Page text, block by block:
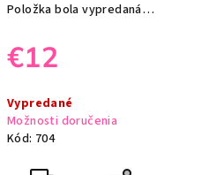
Položka bola vypredaná…
€12
cena:
Vypredané
Možnosti doručenia
Kód: 704